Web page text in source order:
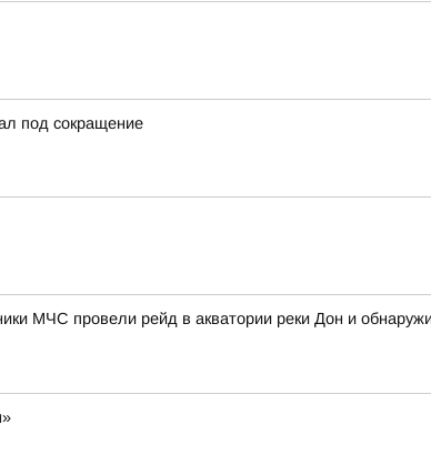
под сокращение
МЧС провели рейд в акватории реки Дон и